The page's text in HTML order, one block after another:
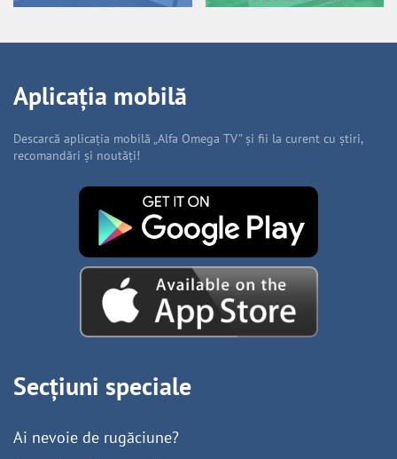
Aplicația mobilă
Descarcă aplicația mobilă „Alfa Omega TV” și fii la curent cu știri,
recomandări și noutăți!
Secțiuni speciale
Ai nevoie de rugăciune?